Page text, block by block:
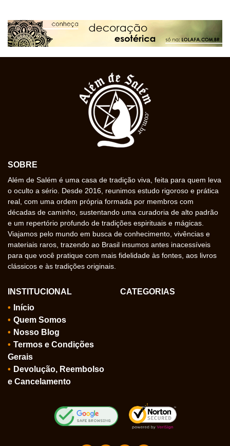
SOBRE
Além de Salém é uma casa de tradição viva, feita para quem leva
o oculto a sério. Desde 2016, reunimos estudo rigoroso e prática
real, com uma ordem própria formada por membros com
décadas de caminho, sustentando uma curadoria de alto padrão
e um repertório profundo de tradições espirituais e mágicas.
Viajamos pelo mundo em busca de conhecimento, vivências e
materiais raros, trazendo ao Brasil insumos antes inacessíveis
para que você pratique com mais fidelidade às fontes, aos livros
clássicos e às tradições originais.
INSTITUCIONAL
Início
Quem Somos
Nosso Blog
Termos e Condições
Gerais
Devolução, Reembolso
e Cancelamento
CATEGORIAS